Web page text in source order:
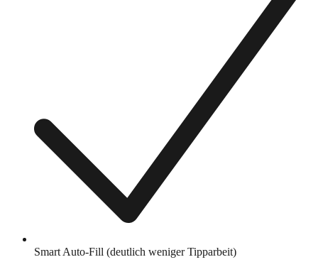
Smart Auto-Fill (deutlich weniger Tipparbeit)